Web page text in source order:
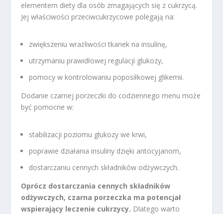
elementem diety dla osób zmagających się z cukrzycą.
Jej właściwości przeciwcukrzycowe polegają na:
zwiększeniu wrażliwości tkanek na insulinę,
utrzymaniu prawidłowej regulacji glukozy,
pomocy w kontrolowaniu poposiłkowej glikemii.
Dodanie czarnej porzeczki do codziennego menu może
być pomocne w:
stabilizacji poziomu glukozy we krwi,
poprawie działania insuliny dzięki antocyjanom,
dostarczaniu cennych składników odżywczych.
Oprócz dostarczania cennych składników
odżywczych, czarna porzeczka ma potencjał
wspierający leczenie cukrzycy. Dlatego warto